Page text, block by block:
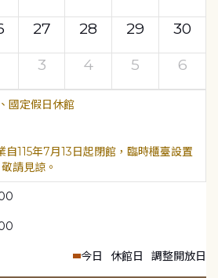
27 28 29
30
3 4 5 6
國定假日休館
115年7月13日起閉館，臨時櫃臺設置
請見諒。
今日 休館日 調整開放日